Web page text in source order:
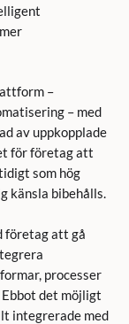
–
– med
av uppkopplade
för företag att
som hög
känsla bibehålls.
företag att gå
processer
det möjligt
integrerade med